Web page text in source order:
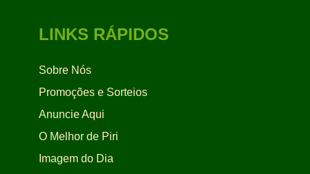
LINKS RÁPIDOS
Sobre Nós
Promoções e Sorteios
Anuncie Aqui
O Melhor de Piri
Imagem do Dia